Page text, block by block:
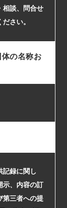
相談、問合せ
さい。
体の名称お
記録に関し
示、内容の訂
第三者への提